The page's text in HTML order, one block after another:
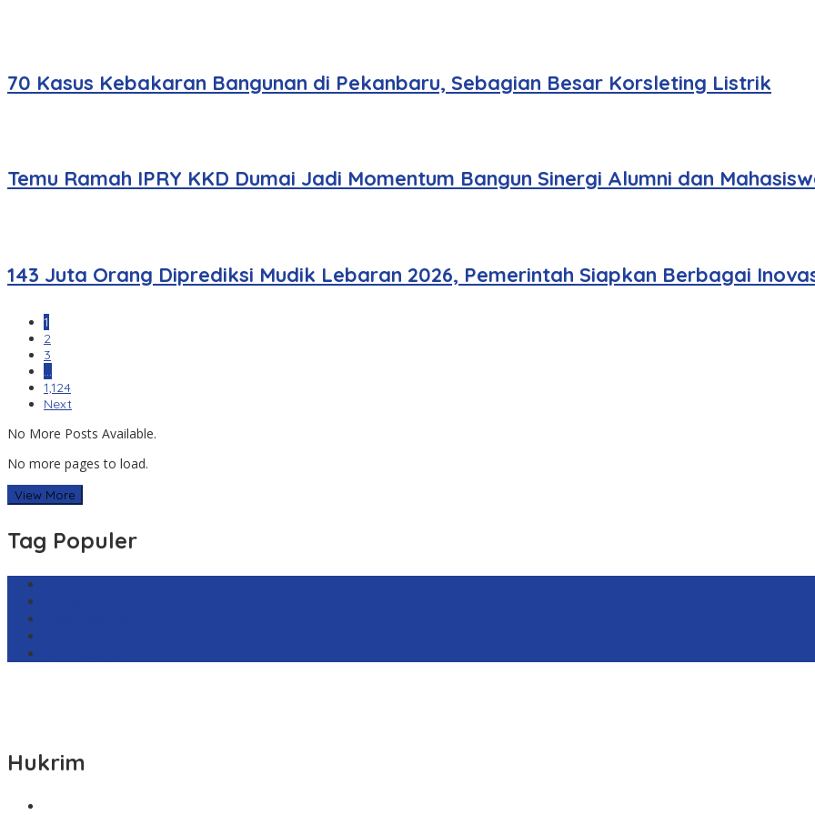
70 Kasus Kebakaran Bangunan di Pekanbaru, Sebagian Besar Korsleting Listrik
Temu Ramah IPRY KKD Dumai Jadi Momentum Bangun Sinergi Alumni dan
143 Juta Orang Diprediksi Mudik Lebaran 2026, Pemerintah Siapkan Berbagai
1
2
3
…
1,124
Next
No More Posts Available.
No more pages to load.
View More
Tag Populer
Hukrim